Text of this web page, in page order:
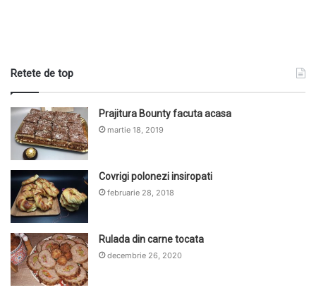
Retete de top
Prajitura Bounty facuta acasa
martie 18, 2019
Covrigi polonezi insiropati
februarie 28, 2018
Rulada din carne tocata
decembrie 26, 2020